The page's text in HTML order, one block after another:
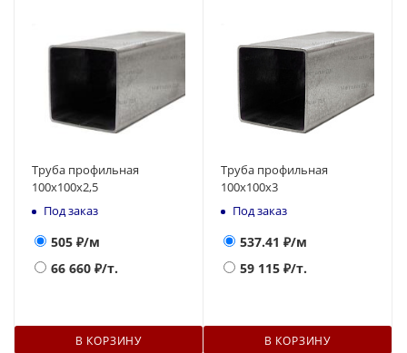
Труба профильная
100х100x2,5
Под заказ
505 ₽/м
66 660 ₽/т.
В КОРЗИНУ
Труба профильная
100х100х3
Под заказ
537.41 ₽/м
59 115 ₽/т.
В КОРЗИНУ